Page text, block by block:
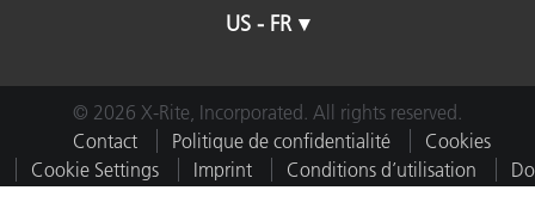
US - FR
© 2026 X-Rite, Incorporated. All rights reserved.
Contact
Politique de confidentialité
Cookies
Cookie Settings
Imprint Conditions d’utilisation
Do